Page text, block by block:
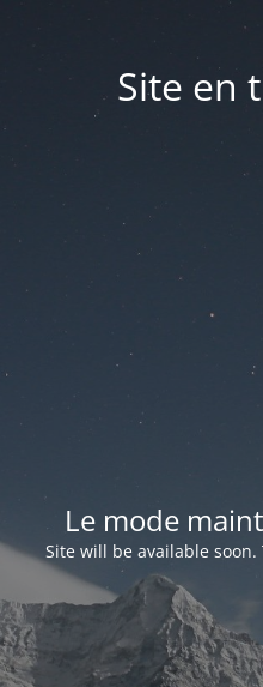
Site en
Le mode
Site will be available